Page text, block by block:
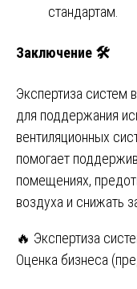
стандартам.
Заключение 🛠️
Экспертиза систем
для поддержания
вентиляционных
помогает
помещениях,
воздуха и снижать
Навигация
по
🔥 Экспертиза
Оценка бизнеса